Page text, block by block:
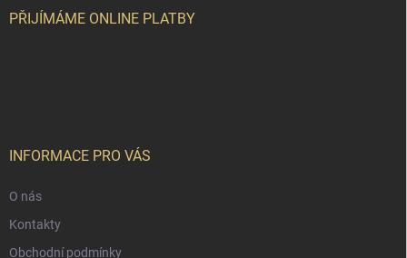
PŘIJÍMÁME ONLINE PLATBY
INFORMACE PRO VÁS
O nás
Kontakty
Obchodní podmínky